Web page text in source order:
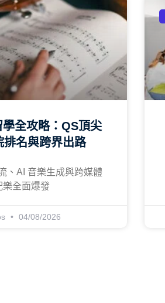
全攻略：QS頂尖
排名與跨界出路
、AI 音樂生成與跨媒體
樂全面爆發
04/08/2026